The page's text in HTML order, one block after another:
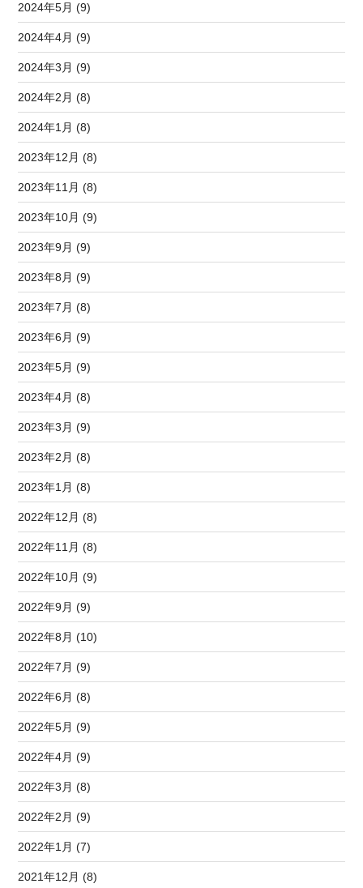
2024年5月 (9)
2024年4月 (9)
2024年3月 (9)
2024年2月 (8)
2024年1月 (8)
2023年12月 (8)
2023年11月 (8)
2023年10月 (9)
2023年9月 (9)
2023年8月 (9)
2023年7月 (8)
2023年6月 (9)
2023年5月 (9)
2023年4月 (8)
2023年3月 (9)
2023年2月 (8)
2023年1月 (8)
2022年12月 (8)
2022年11月 (8)
2022年10月 (9)
2022年9月 (9)
2022年8月 (10)
2022年7月 (9)
2022年6月 (8)
2022年5月 (9)
2022年4月 (9)
2022年3月 (8)
2022年2月 (9)
2022年1月 (7)
2021年12月 (8)